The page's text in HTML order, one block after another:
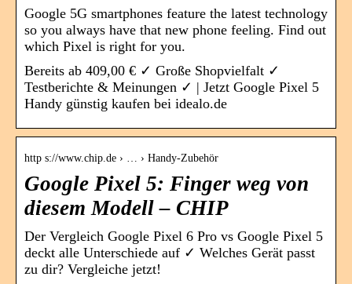
Google 5G smartphones feature the latest technology
so you always have that new phone feeling. Find out
which Pixel is right for you.
Bereits ab 409,00 € ✓ Große Shopvielfalt ✓
Testberichte & Meinungen ✓ | Jetzt Google Pixel 5
Handy günstig kaufen bei idealo.de
http s://www.chip.de › … › Handy-Zubehör
Google Pixel 5: Finger weg von
diesem Modell – CHIP
Der Vergleich Google Pixel 6 Pro vs Google Pixel 5
deckt alle Unterschiede auf ✓ Welches Gerät passt
zu dir? Vergleiche jetzt!